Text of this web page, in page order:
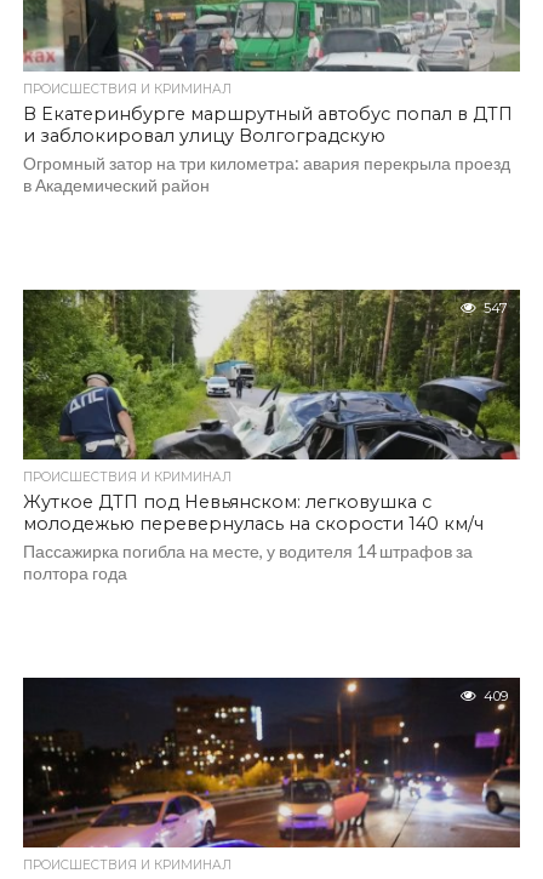
ПРОИСШЕСТВИЯ И КРИМИНАЛ
В Екатеринбурге маршрутный автобус попал в ДТП
и заблокировал улицу Волгоградскую
Огромный затор на три километра: авария перекрыла проезд
в Академический район
547
ПРОИСШЕСТВИЯ И КРИМИНАЛ
Жуткое ДТП под Невьянском: легковушка с
молодежью перевернулась на скорости 140 км/ч
Пассажирка погибла на месте, у водителя 14 штрафов за
полтора года
409
ПРОИСШЕСТВИЯ И КРИМИНАЛ